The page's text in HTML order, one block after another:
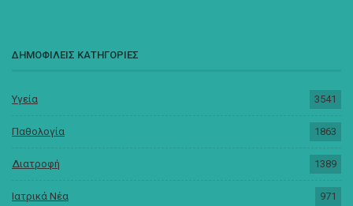
ΔΗΜΟΦΙΛΕΙΣ ΚΑΤΗΓΟΡΙΕΣ
Υγεία 3541
Παθολογία 1863
Διατροφή 1389
Ιατρικά Νέα 971